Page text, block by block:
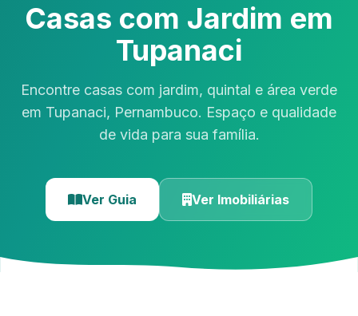
Casas com Jardim em
Tupanaci
Encontre casas com jardim, quintal e área verde
em Tupanaci, Pernambuco. Espaço e qualidade
de vida para sua família.
Ver Guia Ver Imobiliárias